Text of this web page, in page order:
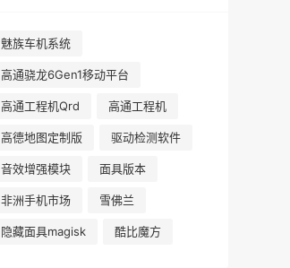
魅族车机系统
高通骁龙6Gen1移动平台
高通工程机Qrd 高通工程机
高德地图定制版 驱动检测软件
音效增强模块 面具版本
非洲手机市场 雪佛兰
隐藏面具magisk 酷比魔方